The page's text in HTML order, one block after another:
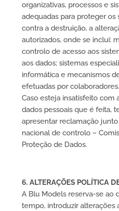
organizativas, processos e
adequadas para proteger os
contra a destruição, a
autorizados, onde se inclui:
controlo de acesso aos
aos dados; sistemas
informática e mecanismos
efetuadas por colaboradores.
Caso esteja insatisfeito com
dados pessoais que é feita,
apresentar reclamação
nacional de controlo –
Proteção de Dados.
6. ALTERAÇÕES POLÍTICA
A Blu Models reserva-se ao
tempo, introduzir alterações